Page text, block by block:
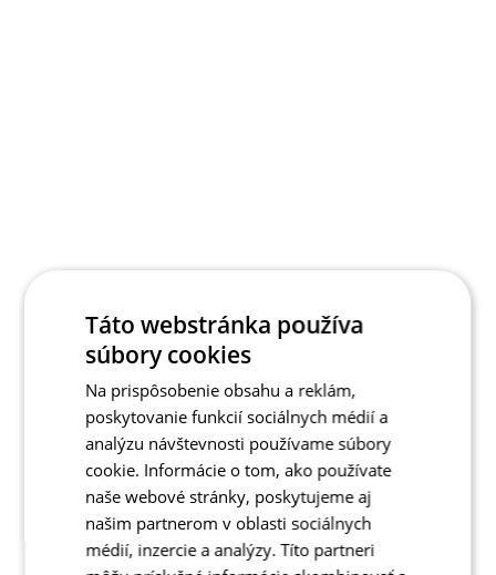
Táto webstránka používa
súbory cookies
Na prispôsobenie obsahu a reklám,
poskytovanie funkcií sociálnych médií a
analýzu návštevnosti používame súbory
cookie. Informácie o tom, ako používate
naše webové stránky, poskytujeme aj
našim partnerom v oblasti sociálnych
médií, inzercie a analýzy. Títo partneri